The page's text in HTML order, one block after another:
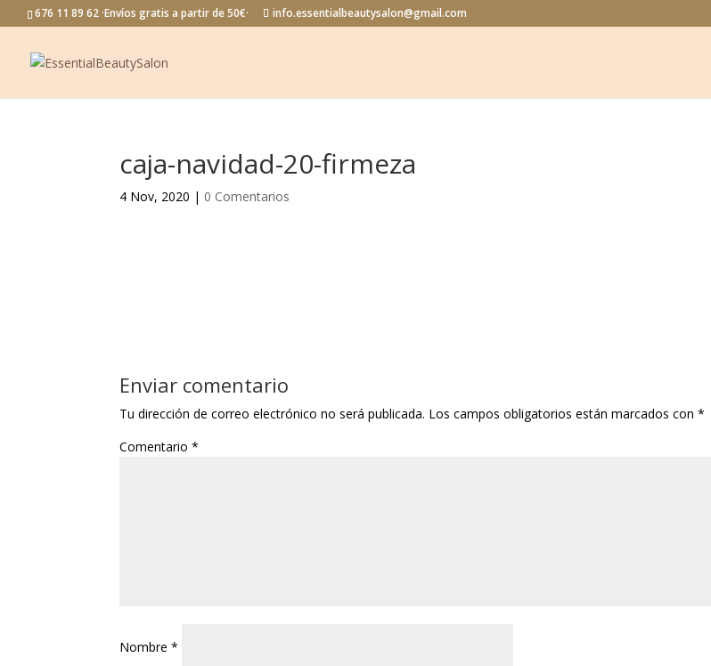
676 11 89 62 ·Envíos gratis a partir de 50€· info.essentialbeautysalon@gmail.com
caja-navidad-20-firmeza
4 Nov, 2020 | 0 Comentarios
Enviar comentario
Tu dirección de correo electrónico no será publicada. Los campos obligatorios están marcados con*
Comentario*
Nombre*